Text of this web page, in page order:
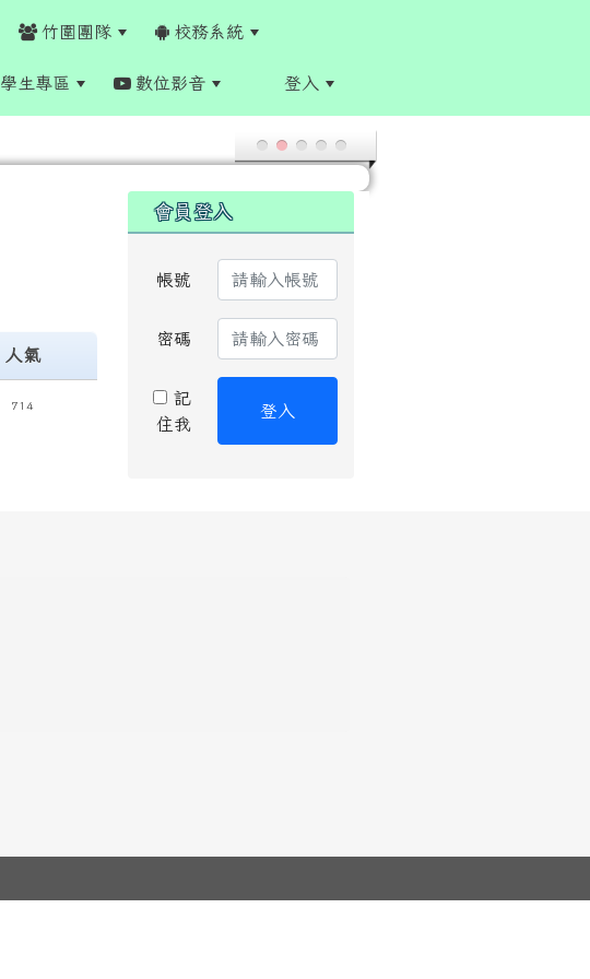
竹圍團隊 校務系統
學生專區 數位影音 登入
人氣
714
會員登入
帳號
密碼
記
住我
登入